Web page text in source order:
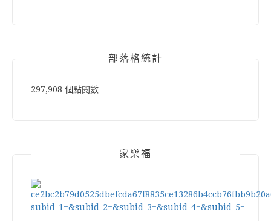
部落格統計
297,908 個點閱數
家樂福